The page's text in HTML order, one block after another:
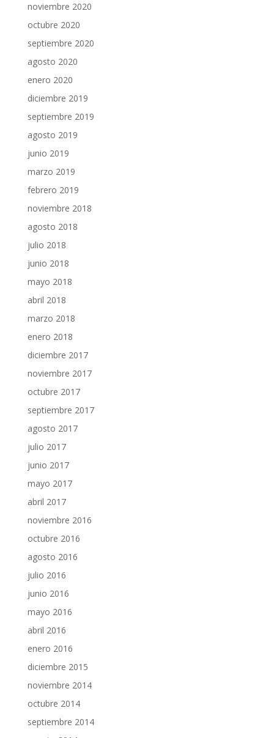
noviembre 2020
octubre 2020
septiembre 2020
agosto 2020
enero 2020
diciembre 2019
septiembre 2019
agosto 2019
junio 2019
marzo 2019
febrero 2019
noviembre 2018
agosto 2018
julio 2018
junio 2018
mayo 2018
abril 2018
marzo 2018
enero 2018
diciembre 2017
noviembre 2017
octubre 2017
septiembre 2017
agosto 2017
julio 2017
junio 2017
mayo 2017
abril 2017
noviembre 2016
octubre 2016
agosto 2016
julio 2016
junio 2016
mayo 2016
abril 2016
enero 2016
diciembre 2015
noviembre 2014
octubre 2014
septiembre 2014